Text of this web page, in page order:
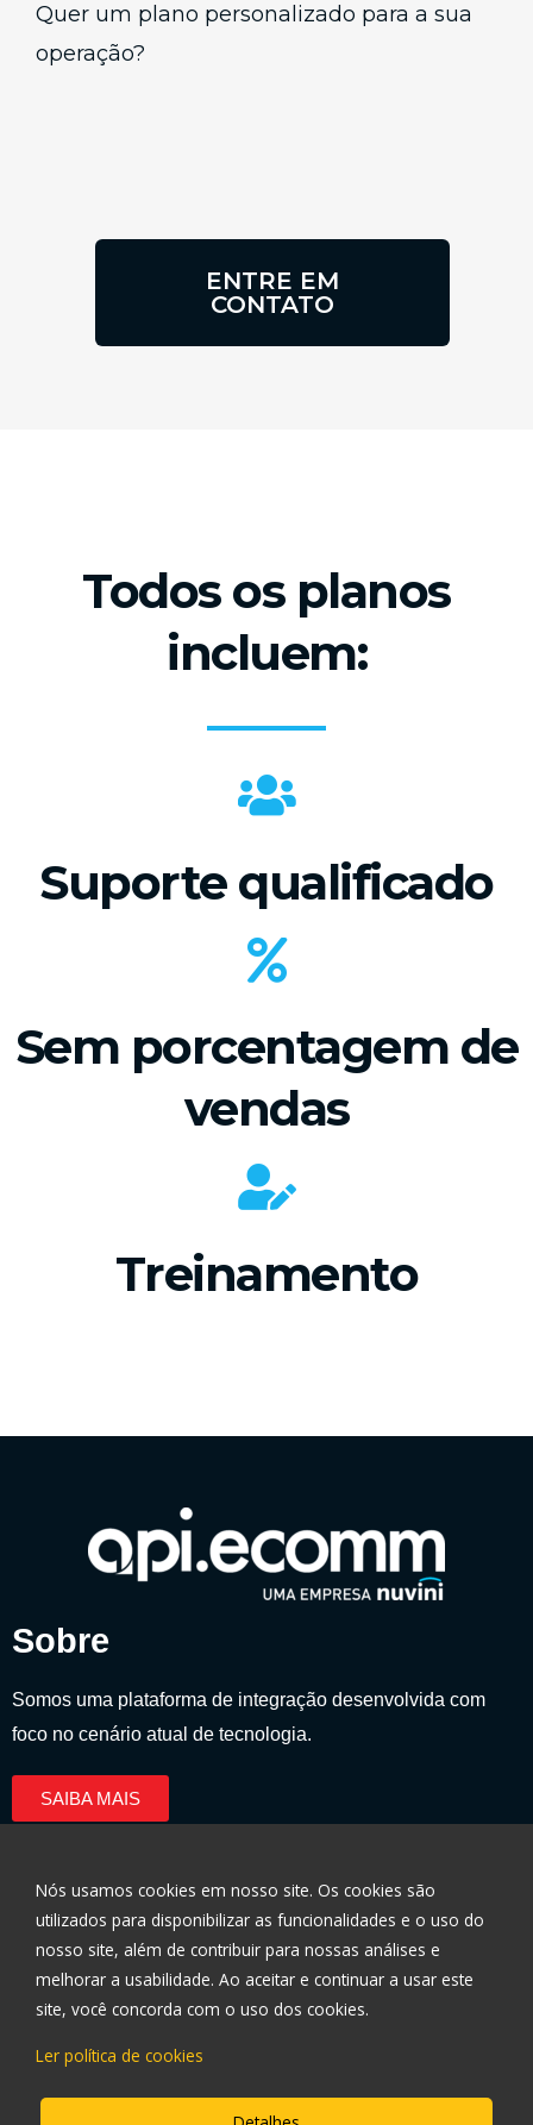
Quer um plano personalizado para a sua
operação?
ENTRE EM
CONTATO
Todos os planos
incluem:
Suporte qualificado​
Sem porcentagem de
vendas
Treinamento
Sobre
Somos uma plataforma de integração desenvolvida com
foco no cenário atual de tecnologia.
SAIBA MAIS
Políticas de Privacidade
Encontre-nos
Telefone: 3003-0696
Nós usamos cookies em nosso site. Os cookies são
utilizados ​​para disponibilizar as funcionalidades e o uso do
nosso site, além de contribuir para nossas análises e
melhorar a usabilidade. Ao aceitar e continuar a usar este
site, você concorda com o uso dos cookies.
Ler política de cookies